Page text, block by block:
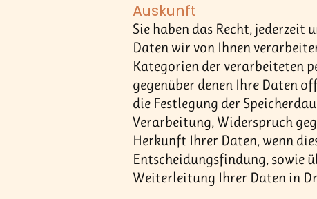
Auskunft
Sie haben das Recht,
Daten wir von Ihnen
Kategorien der verarbeiteten
gegenüber denen Ihre Daten
die Festlegung der
Verarbeitung, Widerspruch
Herkunft Ihrer Daten, wenn
Entscheidungsfindung, sowie
Weiterleitung Ihrer Daten in